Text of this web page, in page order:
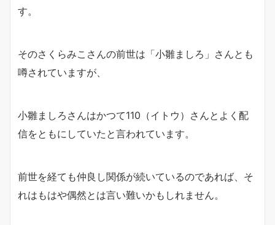
す。
そのさくらみこさんの前世は「小雛ましろ」さんとも
噂されていますが、
小雛ましろさんはかつて110（イトウ）さんとよく配
信をともにしていたと言われています。
前世を経ても仲良し関係が続いているのであれば、そ
れはもはや偶然とは言い難いかもしれません。